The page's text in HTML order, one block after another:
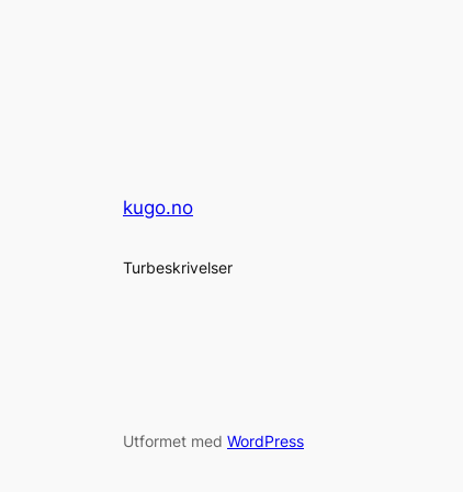
kugo.no
Turbeskrivelser
Utformet med WordPress